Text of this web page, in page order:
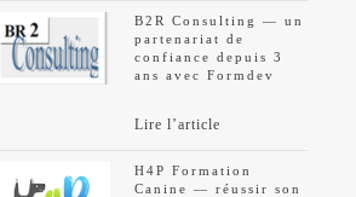
B2R Consulting — un
partenariat de
confiance depuis 3
ans avec Formdev
Lire l’article
H4P Formation
Canine — réussir son